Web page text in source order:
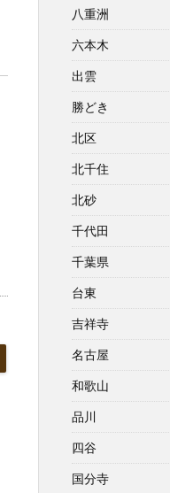
八重洲
六本木
出雲
勝どき
北区
北千住
北砂
千代田
千葉県
台東
吉祥寺
名古屋
和歌山
品川
四谷
国分寺